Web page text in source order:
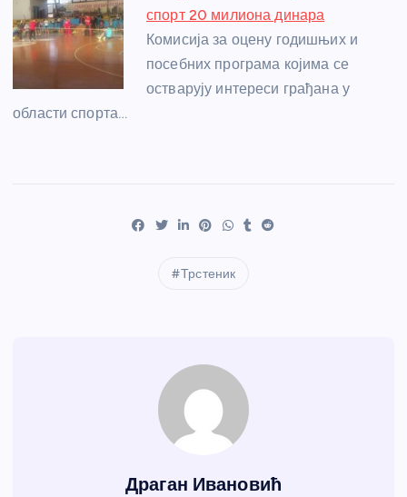
спорт 20 милиона динара
Комисија за оцену годишњих и
посебних програма којима се
остварују интереси грађана у
области спорта…
Трстеник
Драган Ивановић